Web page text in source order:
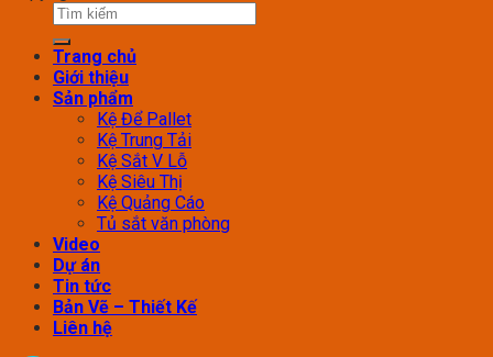
Trang chủ
Giới thiệu
Sản phẩm
Kệ Để Pallet
Kệ Trung Tải
Kệ Sắt V Lỗ
Kệ Siêu Thị
Kệ Quảng Cáo
Tủ sắt văn phòng
Video
Dự án
Tin tức
Bản Vẽ – Thiết Kế
Liên hệ